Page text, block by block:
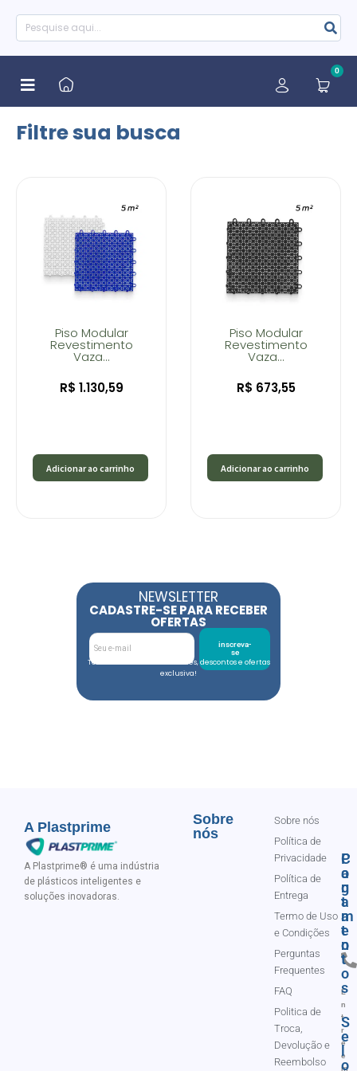
0
Filtre sua busca
Piso Modular
Revestimento
Vaza...
R$ 1.130,59
Adicionar ao carrinho
Piso Modular
Revestimento
Vaza...
R$ 673,55
Adicionar ao carrinho
NEWSLETTER
CADASTRE-SE PARA RECEBER
OFERTAS
inscreva-
se
Toda semana tem novidades, descontos e ofertas
exclusiva!
A Plastprime
A Plastprime® é uma indústria
de plásticos inteligentes e
soluções inovadoras.
Sobre
nós
Sobre nós
Política de
Privacidade
Política de
Entrega
Termo de Uso
e Condições
Perguntas
Frequentes
FAQ
Politica de
Troca,
Devolução e
Reembolso
C
o
n
t
a
t
o
E
n
t
r
e
e
m
P
a
g
a
m
e
n
t
o
s
S
e
l
o